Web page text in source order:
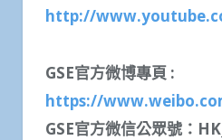
http://
GSE官方微博專頁 :
https://
GSE官方微信公眾號：